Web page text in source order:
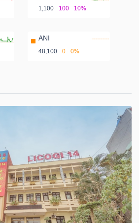
1,100 100 10%
ANI
48,100 0 0%